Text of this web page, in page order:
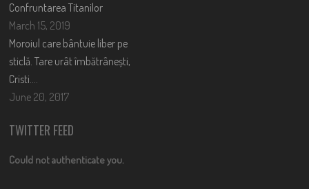
Confruntarea Titanilor
March 15, 2019
Moroiul care bântuie liber pe
sticlă. Tare urât îmbătrânești,
Cristi….
June 20, 2017
TWITTER FEED
Could not authenticate you.